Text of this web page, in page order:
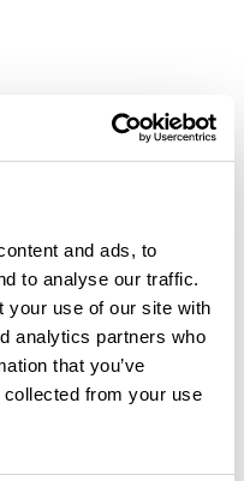
and ads, to
to analyse our traffic.
your use of our site with
analytics partners who
that you’ve
collected from your use
avis
km à proximité de